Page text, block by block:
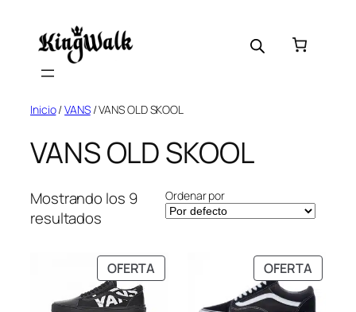
contenido
Inicio/VANS/ VANS OLD SKOOL
VANS OLD SKOOL
Mostrando los 9
resultados
Ordenar por
OFERTA
EN
OFERTA
EN